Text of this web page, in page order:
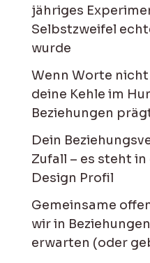
jähriges
Selbstzweifel
wurde
Wenn Worte
deine Kehle im
Beziehungen
Dein
Zufall – es steht
Design Profil
Gemeinsame
wir in
erwarten (oder